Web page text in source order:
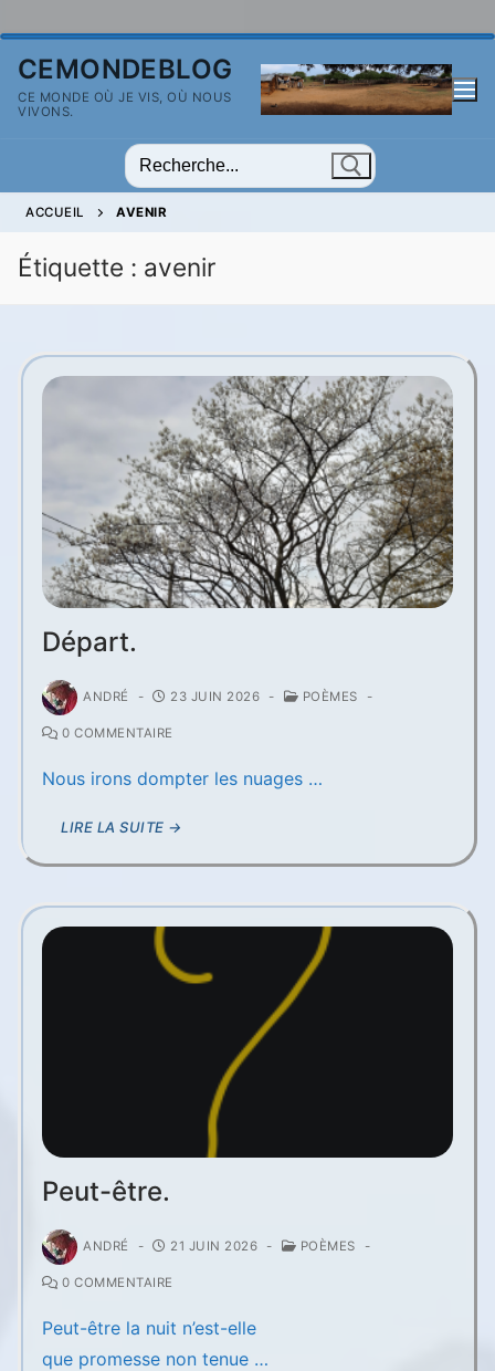
contenu
CEMONDEBLOG
CE MONDE OÙ JE VIS, OÙ NOUS
VIVONS.
Rechercher
:
ACCUEIL AVENIR
Étiquette : avenir
Départ.
ANDRÉ - 23 JUIN 2026 - POÈMES -
0 COMMENTAIRE
Nous irons dompter les nuages …
LIRE LA SUITE →
Peut-être.
ANDRÉ - 21 JUIN 2026 - POÈMES -
0 COMMENTAIRE
Peut-être la nuit n’est-elle
que promesse non tenue …